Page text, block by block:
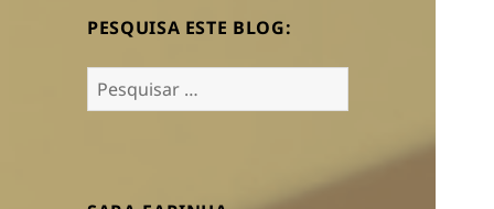
PESQUISA ESTE BLOG:
Pesquisar
por: